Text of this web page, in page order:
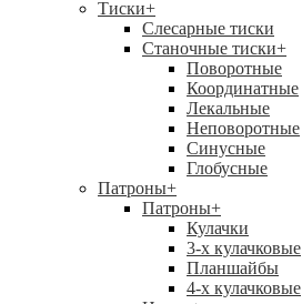
Тиски+
Слесарные тиски
Станочные тиски+
Поворотные
Координатные
Лекальные
Неповоротные
Синусные
Глобусные
Патроны+
Патроны+
Кулачки
3-х кулачковые
Планшайбы
4-х кулачковые